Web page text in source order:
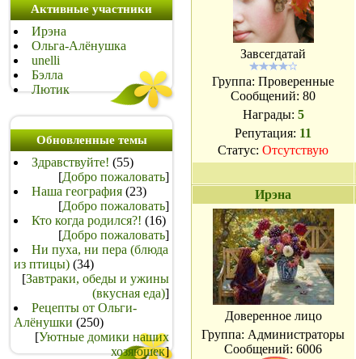
Активные участники
Ирэна
Ольга-Алёнушка
unelli
Бэлла
Лютик
Обновленные темы
Здравствуйте! (55)
[Добро пожаловать]
Наша география (23)
[Добро пожаловать]
Кто когда родился?! (16)
[Добро пожаловать]
Ни пуха, ни пера (блюда
из птицы) (34)
[Завтраки, обеды и ужины
(вкусная еда)]
Рецепты от Ольги-
Алёнушки (250)
[Уютные домики наших
хозяюшек]
Завсегдатай
Группа: Проверенные
Сообщений: 80
Награды: 5
Репутация: 11
Статус: Отсутствую
Ирэна
Доверенное лицо
Группа: Администраторы
Сообщений: 6006